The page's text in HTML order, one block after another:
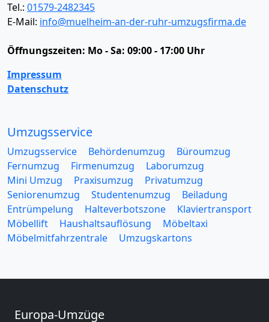
Tel.: 01579-2482345
E-Mail: info@muelheim-an-der-ruhr-umzugsfirma.de
Öffnungszeiten: Mo - Sa: 09:00 - 17:00 Uhr
Impressum
Datenschutz
Umzugsservice
Umzugsservice Behördenumzug
Büroumzug
Fernumzug
Firmenumzug
Laborumzug
Mini Umzug
Praxisumzug
Privatumzug
Seniorenumzug
Studentenumzug
Beiladung
Entrümpelung
Halteverbotszone
Klaviertransport
Möbellift
Haushaltsauflösung
Möbeltaxi
Möbelmitfahrzentrale
Umzugskartons
Europa-Umzüge